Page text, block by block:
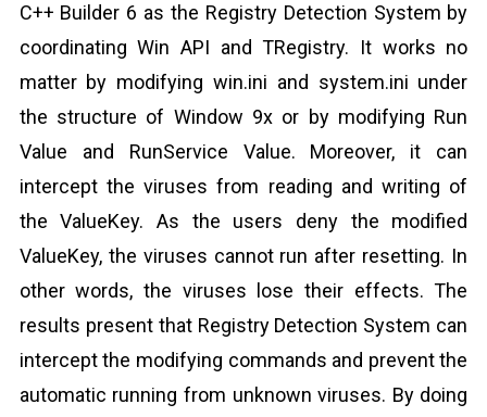
C++ Builder 6 as the Registry Detection System by
coordinating Win API and TRegistry. It works no
matter by modifying win.ini and system.ini under
the structure of Window 9x or by modifying Run
Value and RunService Value. Moreover, it can
intercept the viruses from reading and writing of
the ValueKey. As the users deny the modified
ValueKey, the viruses cannot run after resetting. In
other words, the viruses lose their effects. The
results present that Registry Detection System can
intercept the modifying commands and prevent the
automatic running from unknown viruses. By doing